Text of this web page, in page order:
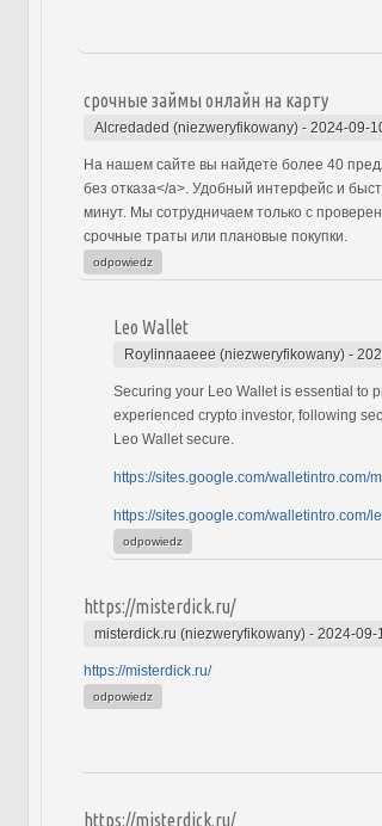
срочные займы онлайн на карту
Alcredaded (niezweryfikowany) - 2024-09-
На нашем сайте вы найдете более 40
без отказа</a>. Удобный интерфейс и
минут. Мы сотрудничаем только с
срочные траты или плановые покупки.
odpowiedz
Leo Wallet
Roylinnaaeee (niezweryfikowany) -
Securing your Leo Wallet is essential to
experienced crypto investor, following
Leo Wallet secure.
https://sites.google.com/walletintro.com/
https://sites.google.com/walletintro.com/
odpowiedz
https://misterdick.ru/
misterdick.ru (niezweryfikowany) - 2024-09-
https://misterdick.ru/
odpowiedz
https://misterdick.ru/